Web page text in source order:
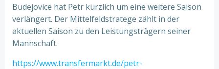
Budejovice hat Petr kürzlich um eine weitere Saison
verlängert. Der Mittelfeldstratege zählt in der
aktuellen Saison zu den Leistungsträgern seiner
Mannschaft.
https://www.transfermarkt.de/petr-